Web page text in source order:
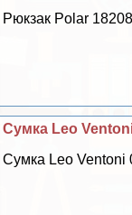
Рюкзак Polar
Сумка Leo
Сумка Leo Ventoni